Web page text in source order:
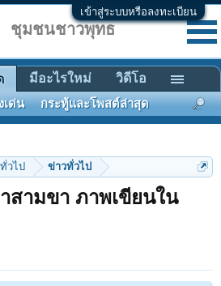
เข้าสู่ระบบหรือลงทะเบียน
ทั่วไป ข่าวทั่วไป
สามขา ภาพเขียนใน
ชุมชนชาวพุทธ
เด่น กระทู้และโพสต์ล่าสุด
มีอะไรใหม่ วิดีโอ